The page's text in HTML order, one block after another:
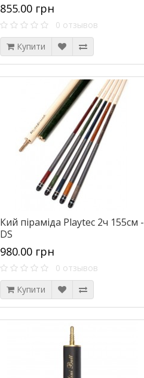
855.00 грн
0 отзывов
Купити
Кий піраміда Playtec 2ч 155см -
DS
980.00 грн
0 отзывов
Купити